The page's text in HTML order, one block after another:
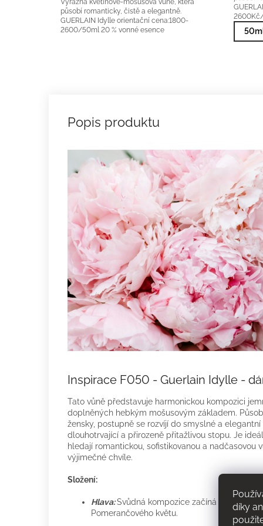
díky
Výrazná květinově-mošusová vůně, která
působí romanticky, čistě a elegantně.
GUERLAIN Idylle orientační cena:1800-
2600/50ml 20 % vonné esence
Inspirace F050 - Guerlain Idylle -
Tato vůně představuje harmonickou kompozici
doplněných hebkým mošusovým základem.
žensky, postupně se rozvíjí do smyslné a elegantní
dlouhotrvající a přirozeně přitažlivou stopu. Je
hledají romantickou, sofistikovanou a nadčasovou
výjimečné chvíle.
Složení:
Hlava:Svůdná kompozice začíná oslnivým
Pomerančového květu.